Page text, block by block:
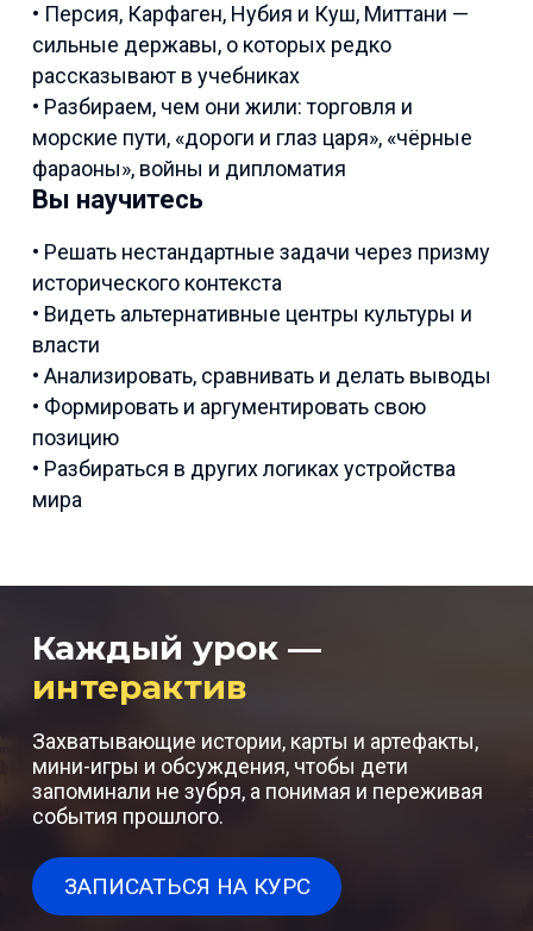
• Персия, Карфаген, Нубия и Куш, Миттани —
сильные державы, о которых редко
рассказывают в учебниках
• Разбираем, чем они жили: торговля и
морские пути, «дороги и глаз царя», «чёрные
фараоны», войны и дипломатия
Вы научитесь
• Решать нестандартные задачи через призму
исторического контекста
• Видеть альтернативные центры культуры и
власти
• Анализировать, сравнивать и делать выводы
• Формировать и аргументировать свою
позицию
• Разбираться в других логиках устройства
мира
Каждый урок —
интерактив
Захватывающие истории, карты и артефакты,
мини-игры и обсуждения, чтобы дети
запоминали не зубря, а понимая и переживая
события прошлого.
ЗАПИСАТЬСЯ НА КУРС